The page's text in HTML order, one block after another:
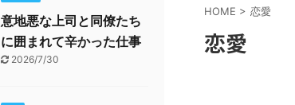
HOME > 恋愛
恋愛
意地悪な上司と同僚たち
に囲まれて辛かった仕事
2026/7/30